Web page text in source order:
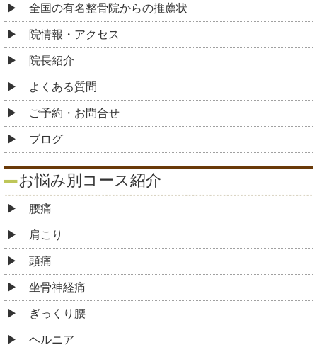
全国の有名整骨院からの推薦状
院情報・アクセス
院長紹介
よくある質問
ご予約・お問合せ
ブログ
お悩み別コース紹介
腰痛
肩こり
頭痛
坐骨神経痛
ぎっくり腰
ヘルニア